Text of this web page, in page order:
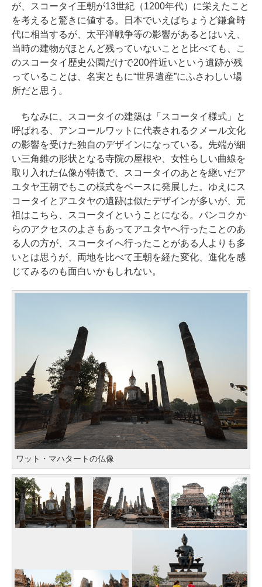
が、スコータイ王朝が13世紀（1200年代）に栄えたこと
を考えると驚きに値する。日本でいえばちょうど鎌倉時
代に相当するが、太平洋戦争等の影響があるとはいえ、
当時の建物がほとんど残っていないことと比べても、こ
のスコータイ歴史公園だけで200件近いという遺跡が残
っていることは、名実ともに“世界遺産”にふさわしい場
所だと思う。
ちなみに、スコータイの建築は「スコータイ様式」と
呼ばれる、アンコールワットに代表されるクメール文化
の影響を受けた独自のデザインになっている。先端が細
い三角錐の形状となる寺院の屋根や、女性らしい曲線を
取り入れた仏像が特徴で、スコータイのあとを継いだア
ユタヤ王朝でもこの様式をベースに発展した。ゆえにス
コータイとアユタヤの遺跡は似たデザインが多いが、元
祖はこちら、スコータイということになる。バンコクか
らのアクセスのよさもあってアユタヤへ行ったことのあ
る人の方が、スコータイへ行ったことがある人よりも多
いとは思うが、両地を比べて王朝を経た変化、進化を感
じてみるのも面白いかもしれない。
ワット・マハタートの仏像